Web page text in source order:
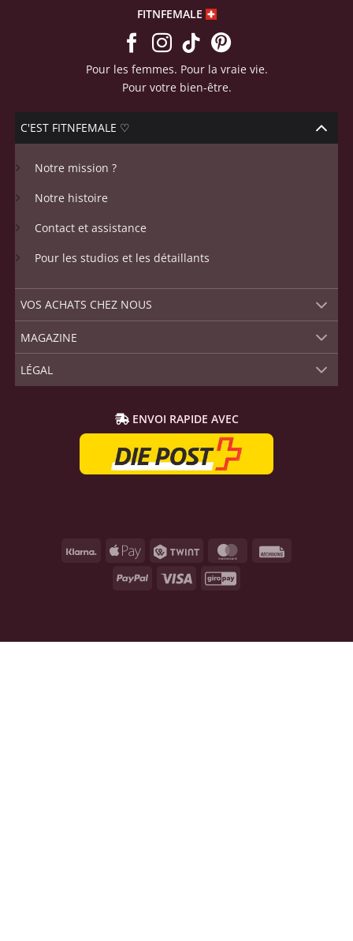
FITNFEMALE
Pour les femmes. Pour la vraie vie.
Pour votre bien-être.
C'EST FITNFEMALE ♡
Notre mission ?
Notre histoire
Contact et assistance
Pour les studios et les détaillants
VOS ACHATS CHEZ NOUS
MAGAZINE
LÉGAL
ENVOI RAPIDE AVEC
Klarna
Apple
Twint MasterCard
PayPal
Visa